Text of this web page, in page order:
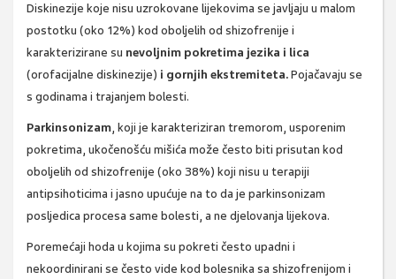
Diskinezije koje nisu uzrokovane lijekovima se javljaju u malom
postotku (oko 12%) kod oboljelih od shizofrenije i
karakterizirane su nevoljnim pokretima jezika i lica
(orofacijalne diskinezije) i gornjih ekstremiteta.Pojačavaju se
s godinama i trajanjem bolesti.
Parkinsonizam, koji je karakteriziran tremorom, usporenim
pokretima, ukočenošću mišića može često biti prisutan kod
oboljelih od shizofrenije (oko 38%) koji nisu u terapiji
antipsihoticima i jasno upućuje na to da je parkinsonizam
posljedica procesa same bolesti, a ne djelovanja lijekova.
Poremećaji hoda u kojima su pokreti često upadni i
nekoordinirani se često vide kod bolesnika sa shizofrenijom i